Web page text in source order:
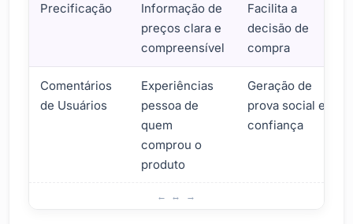
Precificação
Informação de
preços clara e
compreensível
Facilita a
decisão de
compra
Comentários
de Usuários
Experiências
pessoa de
quem
comprou o
produto
Geração de
prova social e
confiança